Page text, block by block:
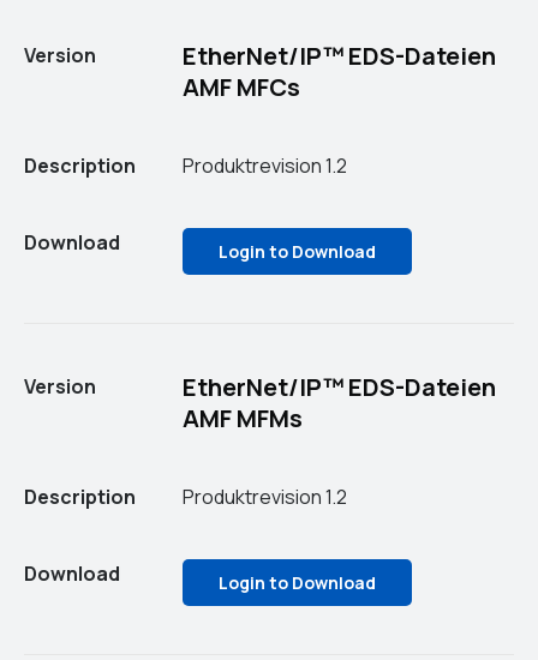
Version
EtherNet/IP™ EDS-Dateien
AMF MFCs
Description Produktrevision 1.2
Download Login to Download
Version
EtherNet/IP™ EDS-Dateien
AMF MFMs
Description Produktrevision 1.2
Download Login to Download